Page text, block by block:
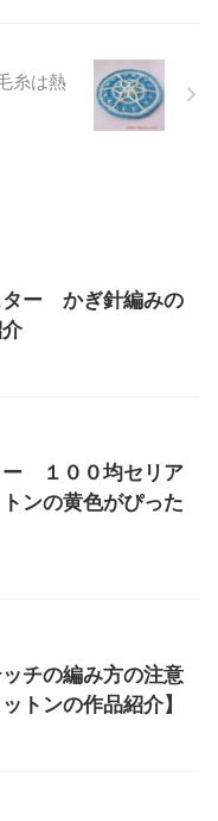
糸は熱
ター かぎ針編みの
ー １００均セリア
ンの黄色がぴった
チの編み方の注意
トンの作品紹介】